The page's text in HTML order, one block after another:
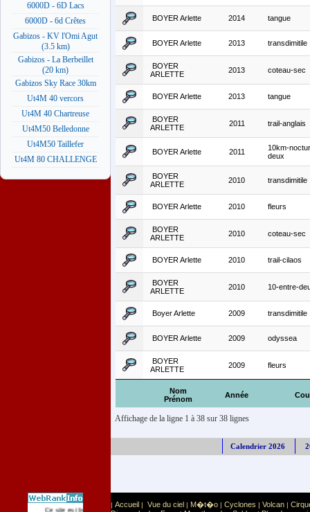
6000D - 6D Lacs
6000D - 6d Crêtes
Gabizos - KV l'Omi Agut
(3.5 km)
Gabizos - La Berbeillet
(20 km)
Gabizos Sky Race 30km
Ut4M 40 vercors
Ut4M 40 Chartreuse
Ut4M50 Belledonne
Ut4M50 Taillefer
Ut4M 80 CHALLENGE
Nom
Prénom
Année
BOYER Arlette 2014 tangue
BOYER Arlette 2013 transdimitile
BOYER
ARLETTE
2013 coteau-sec
BOYER Arlette 2013 tangue
BOYER
ARLETTE
2011 trail-anglais
BOYER Arlette 2011
10km-
deux
BOYER
ARLETTE
2010 transdimitile
BOYER Arlette 2010 fleurs
BOYER
ARLETTE
2010 coteau-sec
BOYER Arlette 2010 trail-cilaos
BOYER
ARLETTE
2010 10-entre-
Boyer Arlette 2009 transdimitile
BOYER Arlette 2009 odyssea
BOYER
ARLETTE
2009 fleurs
Affichage de la ligne 1 à 38 sur 38 lignes
Calendrier 2026
Ce site est list� dans la cat�gorie Sport: Sports extr�mes
| Accueil | Vue du ciel | M�t�o | Cyclones | Volcan |